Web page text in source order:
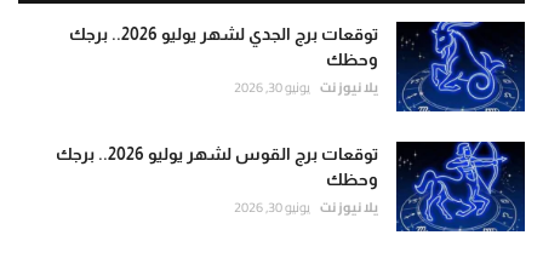
توقعات برج الجدي لشهر يوليو 2026.. برجك
وحظك
يلا نيوز نت يونيو 30, 2026
توقعات برج القوس لشهر يوليو 2026.. برجك
وحظك
يلا نيوز نت يونيو 30, 2026